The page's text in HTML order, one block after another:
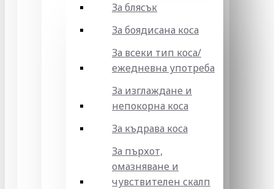
За блясък
За боядисана коса
За всеки тип коса/
ежедневна употреба
За изглаждане и
непокорна коса
За къдрава коса
За пърхот,
омазняване и
чувствителен скалп